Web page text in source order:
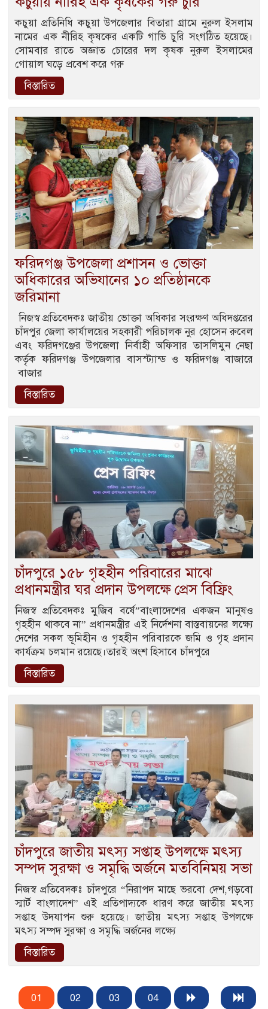
কচুয়া প্রতিনিধি কচুয়া উপজেলার বিতারা গ্রামে নুরুল ইসলাম
নামের এক নীরিহ কৃষকের একটি গাভি চুরি সংগঠিত হয়েছে।
সোমবার রাতে অজ্ঞাত চোরের দল কৃষক নুরুল ইসলামের
গোয়াল ঘড়ে প্রবেশ করে গরু
বিস্তারিত
ফরিদগঞ্জ উপজেলা প্রশাসন ও ভোক্তা
অধিকারের অভিযানের ১০ প্রতিষ্ঠানকে
জরিমানা
নিজস্ব প্রতিবেদকঃ জাতীয় ভোক্তা অধিকার সংরক্ষণ অধিদপ্তরের
চাঁদপুর জেলা কার্যালয়ের সহকারী পরিচালক নুর হোসেন রুবেল
এবং ফরিদগঞ্জের উপজেলা নির্বাহী অফিসার তাসলিমুন নেছা
কর্তৃক ফরিদগঞ্জ উপজেলার বাসস্ট্যান্ড ও ফরিদগঞ্জ বাজারে
বাজার
বিস্তারিত
চাঁদপুরে ১৫৮ গৃহহীন পরিবারের মাঝে
প্রধানমন্ত্রীর ঘর প্রদান উপলক্ষে প্রেস বিফ্রিং
নিজস্ব প্রতিবেদকঃ মুজিব বর্ষে”বাংলাদেশের একজন মানুষও
গৃহহীন থাকবে না” প্রধানমন্ত্রীর এই নির্দেশনা বাস্তবায়নের লক্ষ্যে
দেশের সকল ভূমিহীন ও গৃহহীন পরিবারকে জমি ও গৃহ প্রদান
কার্যক্রম চলমান রয়েছে।তারই অংশ হিসাবে চাঁদপুরে
বিস্তারিত
চাঁদপুরে জাতীয় মৎস্য সপ্তাহ উপলক্ষে মৎস্য
সম্পদ সুরক্ষা ও সমৃদ্ধি অর্জনে মতবিনিময় সভা
নিজস্ব প্রতিবেদকঃ চাঁদপুরে “নিরাপদ মাছে ভরবো দেশ,গড়বো
স্মার্ট বাংলাদেশ” এই প্রতিপাদ্যকে ধারণ করে জাতীয় মৎস্য
সপ্তাহ উদযাপন শুরু হয়েছে। জাতীয় মৎস্য সপ্তাহ উপলক্ষে
মৎস্য সম্পদ সুরক্ষা ও সমৃদ্ধি অর্জনের লক্ষ্যে
বিস্তারিত
01 02 03 04